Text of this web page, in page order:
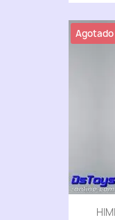
Agotado